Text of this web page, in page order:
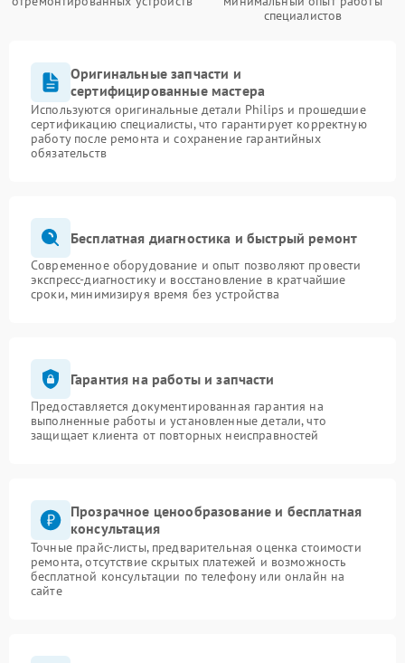
специалистов
Оригинальные запчасти и
сертифицированные мастера
Используются оригинальные детали Philips и прошедшие
сертификацию специалисты, что гарантирует корректную
работу после ремонта и сохранение гарантийных
обязательств
Бесплатная диагностика и быстрый ремонт
Современное оборудование и опыт позволяют провести
экспресс-диагностику и восстановление в кратчайшие
сроки, минимизируя время без устройства
Гарантия на работы и запчасти
Предоставляется документированная гарантия на
выполненные работы и установленные детали, что
защищает клиента от повторных неисправностей
Прозрачное ценообразование и бесплатная
консультация
Точные прайс-листы, предварительная оценка стоимости
ремонта, отсутствие скрытых платежей и возможность
бесплатной консультации по телефону или онлайн на
сайте